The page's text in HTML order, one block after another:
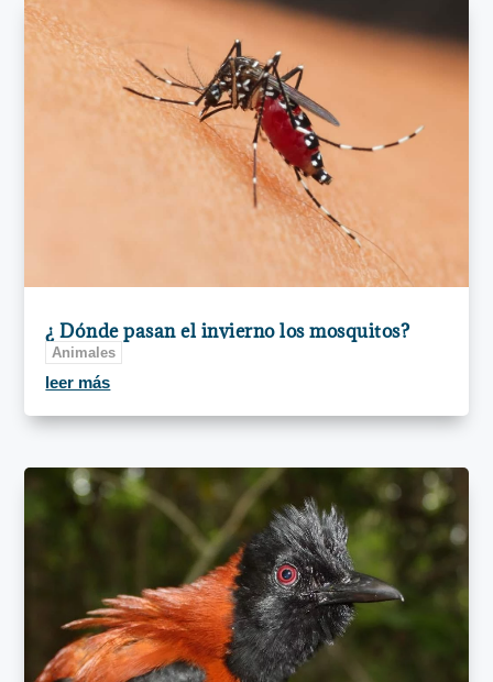
¿ Dónde pasan el invierno los mosquitos?
Animales
leer más